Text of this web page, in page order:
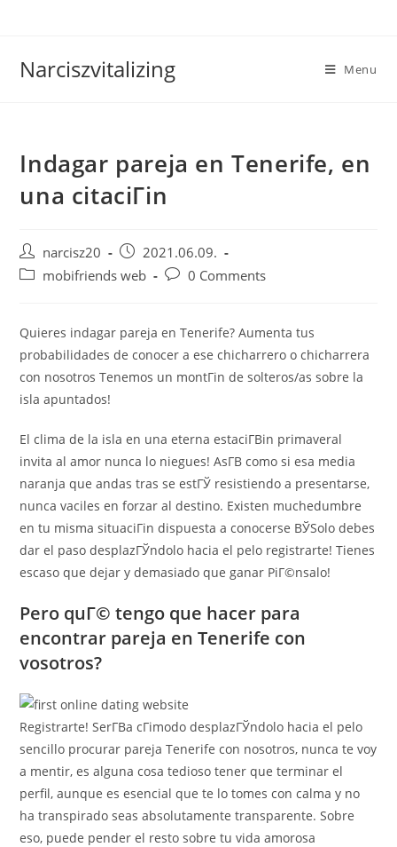
Narciszvitalizing Menu
Indagar pareja en Tenerife, en
una citaciГіn
Post
author:
narcisz20
Post
published:
2021.06.09.
Postmobifriends web
Post0 Comments
Quieres indagar pareja en Tenerife? Aumenta tus
probabilidades de conocer a ese chicharrero o chicharrera
con nosotros Tenemos un montГіn de solteros/as sobre la
isla apuntados!
El clima de la isla en una eterna estaciГ­Віn primaveral
invita al amor nunca lo niegues! AsГ­В­ como si esa media
naranja que andas tras se estГЎ resistiendo a presentarse,
nunca vaciles en forzar al destino. Existen muchedumbre
en tu misma situaciГіn dispuesta a conocerse ВЎSolo debes
dar el paso desplazГЎndolo hacia el pelo registrarte! Tienes
escaso que dejar y demasiado que ganar PiГ©nsalo!
Pero quГ© tengo que hacer para
encontrar pareja en Tenerife con
vosotros?
Registrarte! SerГ­В­a cГіmodo desplazГЎndolo hacia el pelo
sencillo procurar pareja Tenerife con nosotros, nunca te voy
a mentir, es alguna cosa tedioso tener que terminar el
perfil, aunque es esencial que te lo tomes con calma y no
ha transpirado seas absolutamente transparente. Sobre
eso, puede pender el resto sobre tu vida amorosa